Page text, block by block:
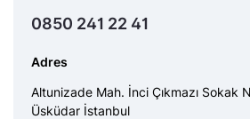
0850 241 22 41
Adres
Altunizade Mah. İnci Çıkmazı Sokak
Üsküdar İstanbul